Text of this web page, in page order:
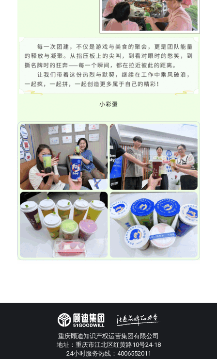
重庆顾迪知识产权运营集团有限公司
地址：重庆市江北区红黄路10号24-18
24小时服务热线：4006552011